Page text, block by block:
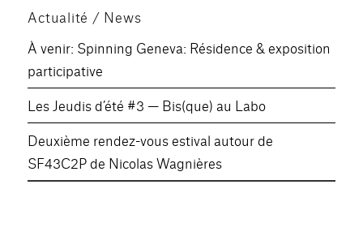
Actualité / News
À venir: Spinning Geneva: Résidence & exposition
participative
Les Jeudis d’été #3 — Bis(que) au Labo
Deuxième rendez-vous estival autour de
SF43C2P de Nicolas Wagnières